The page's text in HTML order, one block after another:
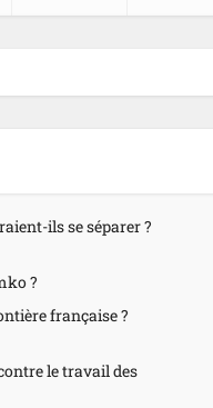
ils se séparer ?
?
française ?
le travail des